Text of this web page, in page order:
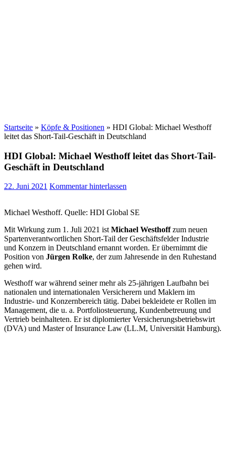
Startseite » Köpfe & Positionen » HDI Global: Michael Westhoff
leitet das Short-Tail-Geschäft in Deutschland
HDI Global: Michael Westhoff leitet das Short-Tail-
Geschäft in Deutschland
22. Juni 2021 Kommentar hinterlassen
Michael Westhoff. Quelle: HDI Global SE
Mit Wirkung zum 1. Juli 2021 istMichael Westhoffzum neuen
Spartenverantwortlichen Short-Tail der Geschäftsfelder Industrie
und Konzern in Deutschland ernannt worden. Er übernimmt die
Position von Jürgen Rolke, der zum Jahresende in den Ruhestand
gehen wird.
Westhoff war während seiner mehr als 25-jährigen Laufbahn bei
nationalen und internationalen Versicherern und Maklern im
Industrie- und Konzernbereich tätig. Dabei bekleidete er Rollen im
Management, die u. a. Portfoliosteuerung, Kundenbetreuung und
Vertrieb beinhalteten. Er ist diplomierter Versicherungsbetriebswirt
(DVA) und Master of Insurance Law (LL.M, Universität Hamburg).